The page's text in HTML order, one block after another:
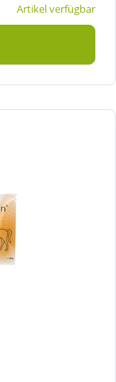
Artikel verfügbar